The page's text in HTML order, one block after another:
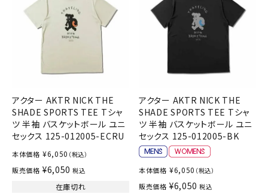
アクター AKTR NICK THE
SHADE SPORTS TEE Tシャ
ツ 半袖 バスケットボール ユニ
セックス 125-012005-ECRU
本体価格 ¥6,050 （税込）
販売価格 ¥6,050 税込
在庫切れ
アクター AKTR NICK THE
SHADE SPORTS TEE Tシャ
ツ 半袖 バスケットボール ユニ
セックス 125-012005-BK
本体価格 ¥6,050 （税込）
販売価格 ¥6,050 税込